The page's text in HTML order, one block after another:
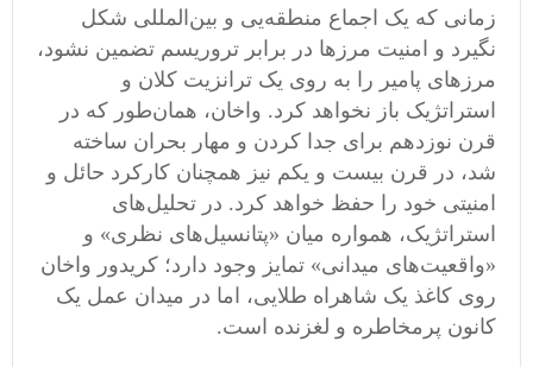
زمانی که یک اجماع منطقه‌یی و بین‌المللی شکل
نگیرد و امنیت مرزها در برابر تروریسم تضمین نشود،
مرزهای پامیر را به روی یک ترانزیت کلان و
استراتژیک باز نخواهد کرد. واخان، همان‌طور که در
قرن نوزدهم برای جدا کردن و مهار بحران ساخته
شد، در قرن بیست و یکم نیز همچنان کارکرد حائل و
امنیتی خود را حفظ خواهد کرد. در تحلیل‌های
استراتژیک، همواره میان «پتانسیل‌های نظری» و
«واقعیت‌های میدانی» تمایز وجود دارد؛ کریدور واخان
روی کاغذ یک شاهراه طلایی، اما در میدان عمل یک
کانون پرمخاطره و لغزنده است.